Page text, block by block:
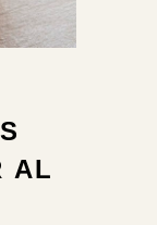
AL